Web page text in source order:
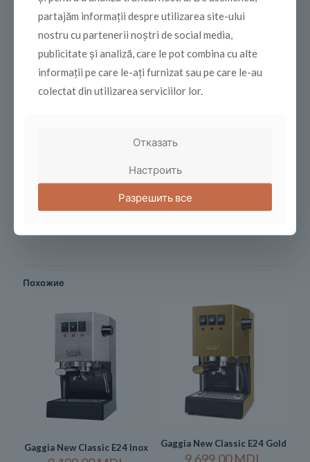
Потребляемая мощность: 1025 Вт
Габариты (ширина х высота х глубина): 200х297х265
мм
Давление насоса: 15 бар (вибрационный)
Контейнер для воды: 1 л
Производитель: GAGGIA S.p.A., Италия
Похожие
Gaggia New Classic E24 Inox Gaggia New Classic E24 Gold
9.699,00MDL
partajăm informații despre utilizarea site-ului
nostru cu partenerii noștri de social media,
publicitate și analiză, care le pot combina cu alte
informații pe care le-ați furnizat sau pe care le-au
colectat din utilizarea serviciilor lor.
Отказать
Настроить
Разрешить все